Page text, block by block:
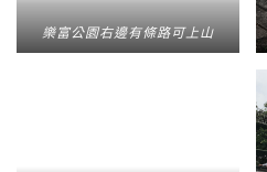
樂富公園右邊有條路可上山